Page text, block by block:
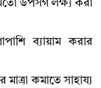
উপসর্গ লক্ষ্য করা
ব্যায়াম করার
মাত্রা কমাতে সাহায্য